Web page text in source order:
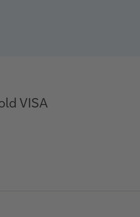
VISA